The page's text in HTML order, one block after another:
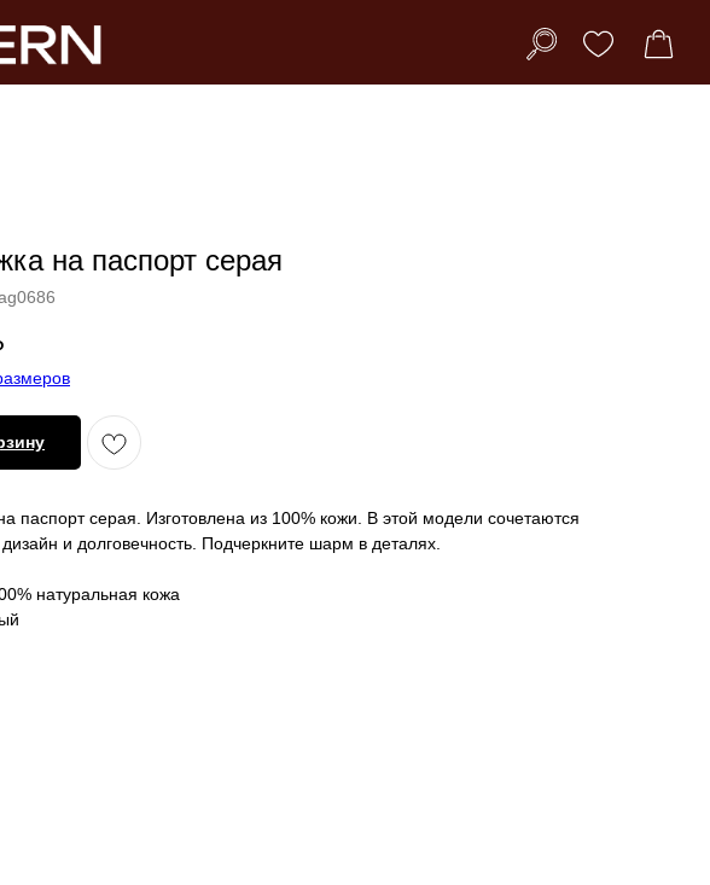
на паспорт серая
паспорт серая. Изготовлена из 100% кожи. В этой модели сочетаются
и долговечность. Подчеркните шарм в деталях.
натуральная кожа